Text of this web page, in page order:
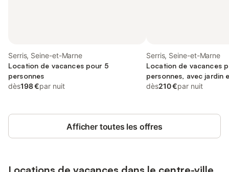
Serris, Seine-et-Marne
Location de vacances pour 5
personnes
dès198 €par nuit
Serris, Seine-et-Marne
Location de vacances
personnes, avec jardin
dès210 €par nuit
Afficher toutes les offres